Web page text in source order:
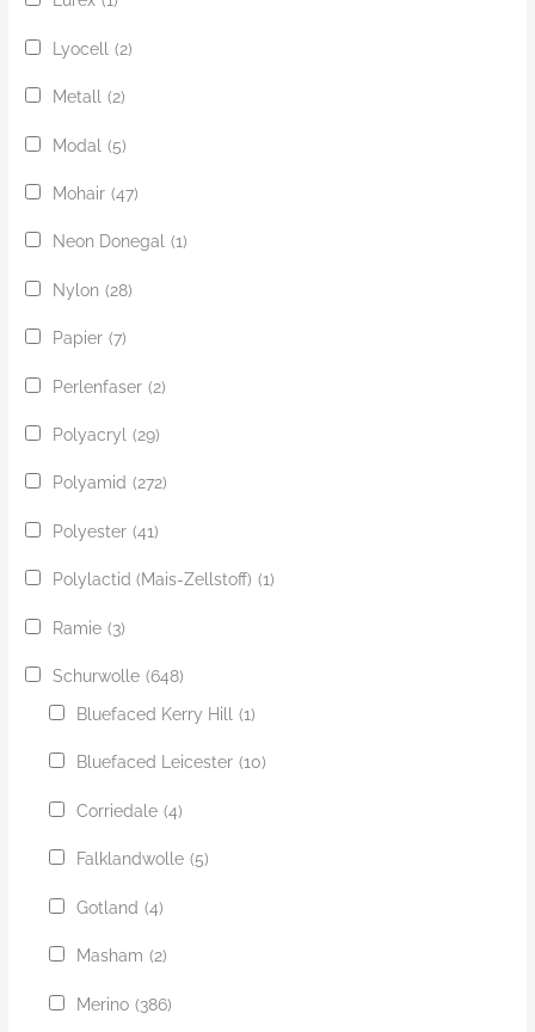
Lyocell (2)
Metall (2)
Modal (5)
Mohair (47)
Neon Donegal (1)
Nylon (28)
Papier (7)
Perlenfaser (2)
Polyacryl (29)
Polyamid (272)
Polyester (41)
Polylactid (Mais-Zellstoff) (1)
Ramie (3)
Schurwolle (648)
Bluefaced Kerry Hill
(1)
Bluefaced Leicester (10)
Corriedale (4)
Falklandwolle (5)
Gotland (4)
Masham (2)
Merino (386)